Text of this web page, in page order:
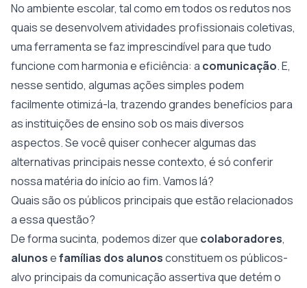
No ambiente escolar, tal como em todos os redutos nos
quais se desenvolvem atividades profissionais coletivas,
uma ferramenta se faz imprescindível para que tudo
funcione com harmonia e eficiência: a comunicação. E,
nesse sentido, algumas ações simples podem
facilmente otimizá-la, trazendo grandes benefícios para
as instituições de ensino sob os mais diversos
aspectos. Se você quiser conhecer algumas das
alternativas principais nesse contexto, é só conferir
nossa matéria do início ao fim. Vamos lá?
Quais são os públicos principais que estão relacionados
a essa questão?
De forma sucinta, podemos dizer que colaboradores,
alunosefamílias dos alunosconstituem os públicos-
alvo principais da comunicação assertiva que detém o